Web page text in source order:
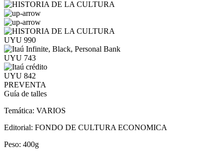
UYU 990
UYU 743
UYU 842
PREVENTA
Guía de talles
Temática: VARIOS
Editorial: FONDO DE CULTURA ECONOMICA
Peso: 400g